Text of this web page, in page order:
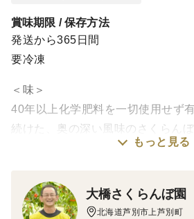
賞味期限 / 保存方法
発送から365日間
要冷凍
＜味＞
40年以上化学肥料を一切使用せず
続けた、奥の深い風味のさくらん
農薬の使用を最小限に抑えるため
も虫の発生と病気を減らすために
もっと見る
大橋さくらんぼ園
北海道芦別市上芦別町